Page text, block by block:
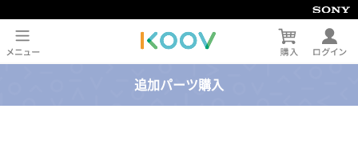
追加パーツ購入